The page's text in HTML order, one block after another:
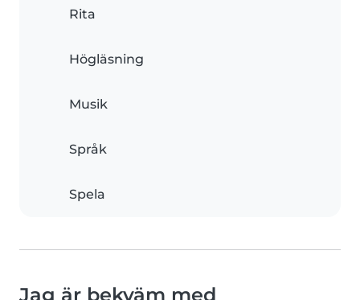
Rita
Högläsning
Musik
Språk
Spela
Jag är bekväm med